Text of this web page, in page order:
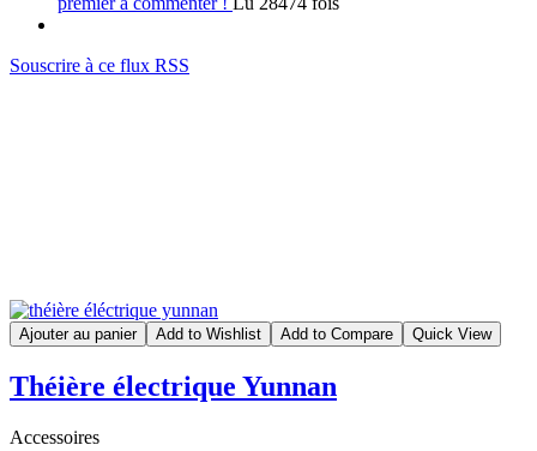
Souscrire à ce flux RSS
Ajouter au panier Add to Wishlist Add to Compare Quick View
Théière électrique Yunnan
Accessoires